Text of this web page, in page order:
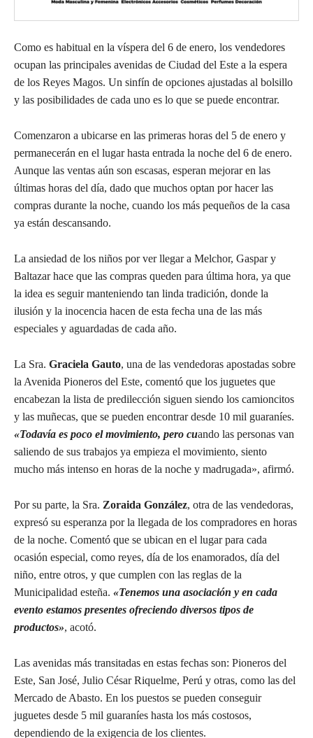
Como es habitual en la víspera del 6 de enero, los vendedores
ocupan las principales avenidas de Ciudad del Este a la espera
de los Reyes Magos. Un sinfín de opciones ajustadas al bolsillo
y las posibilidades de cada uno es lo que se puede encontrar.
Comenzaron a ubicarse en las primeras horas del 5 de enero y
permanecerán en el lugar hasta entrada la noche del 6 de enero.
Aunque las ventas aún son escasas, esperan mejorar en las
últimas horas del día, dado que muchos optan por hacer las
compras durante la noche, cuando los más pequeños de la casa
ya están descansando.
La ansiedad de los niños por ver llegar a Melchor, Gaspar y
Baltazar hace que las compras queden para última hora, ya que
la idea es seguir manteniendo tan linda tradición, donde la
ilusión y la inocencia hacen de esta fecha una de las más
especiales y aguardadas de cada año.
La Sra. Graciela Gauto, una de las vendedoras apostadas sobre
la Avenida Pioneros del Este, comentó que los juguetes que
encabezan la lista de predilección siguen siendo los camioncitos
y las muñecas, que se pueden encontrar desde 10 mil guaraníes.
«Todavía es poco el movimiento, pero cuando las personas van
saliendo de sus trabajos ya empieza el movimiento, siento
mucho más intenso en horas de la noche y madrugada», afirmó.
Por su parte, la Sra. Zoraida González, otra de las vendedoras,
expresó su esperanza por la llegada de los compradores en horas
de la noche. Comentó que se ubican en el lugar para cada
ocasión especial, como reyes, día de los enamorados, día del
niño, entre otros, y que cumplen con las reglas de la
Municipalidad esteña. «Tenemos una asociación y en cada
evento estamos presentes ofreciendo diversos tipos de
productos», acotó.
Las avenidas más transitadas en estas fechas son: Pioneros del
Este, San José, Julio César Riquelme, Perú y otras, como las del
Mercado de Abasto. En los puestos se pueden conseguir
juguetes desde 5 mil guaraníes hasta los más costosos,
dependiendo de la exigencia de los clientes.